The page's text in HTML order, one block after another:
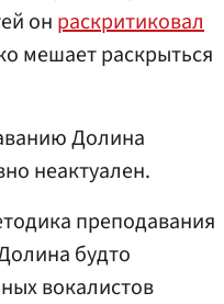
он раскритиковал
мешает раскрыться
Долина
неактуален.
преподавания
будто
вокалистов